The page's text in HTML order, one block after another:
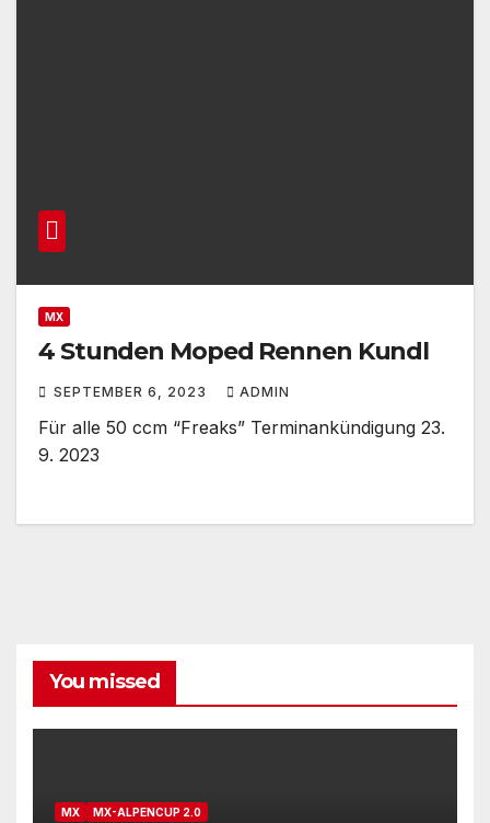
MX
4 Stunden Moped Rennen Kundl
SEPTEMBER 6, 2023 ADMIN
Für alle 50 ccm “Freaks” Terminankündigung 23.
9. 2023
You missed
MX MX-ALPENCUP 2.0